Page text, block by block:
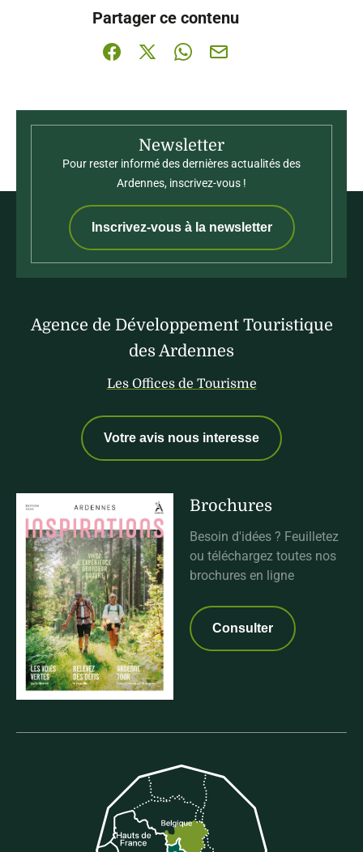
Partager ce contenu
Partager sur Facebook (nouvelle fenêtre)
Partager sur X / Twitter (nouvelle
Partager sur WhatsApp
Partager par mail
Newsletter
Pour rester informé des dernières actualités des
Ardennes, inscrivez-vous !
Inscrivez-vous à la newsletter
Agence de Développement Touristique
des Ardennes
Les Offices de Tourisme
Votre avis nous interesse
Brochures
Besoin d'idées ? Feuilletez
ou téléchargez toutes nos
brochures en ligne
Consulter